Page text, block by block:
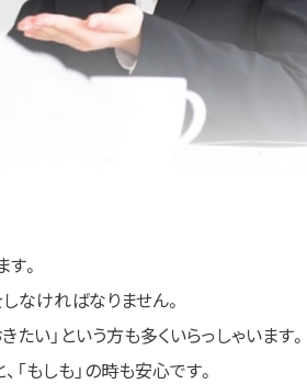
。
なければなりません。
い」という方も多くいらっしゃいます。
もしも」の時も安心です。